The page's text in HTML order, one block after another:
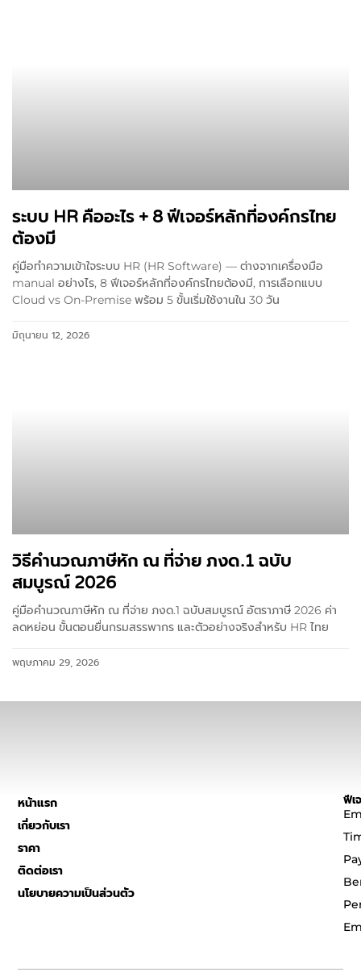
ระบบ HR คืออะไร + 8 ฟีเจอร์หลักที่องค์กรไทย
ต้องมี
คู่มือทำความเข้าใจระบบ HR (HR Software) — ต่างจากเครื่องมือ
manual อย่างไร, 8 ฟีเจอร์หลักที่องค์กรไทยต้องมี, การเลือกแบบ
Cloud vs On-Premise พร้อม 5 ขั้นเริ่มใช้งานใน 30 วัน
มิถุนายน 12, 2026
วิธีคำนวณภาษีหัก ณ ที่จ่าย ภงด.1 ฉบับ
สมบูรณ์ 2026
คู่มือคำนวณภาษีหัก ณ ที่จ่าย ภงด.1 ฉบับสมบูรณ์ อัตราภาษี 2026 ค่า
ลดหย่อน ขั้นตอนยื่นกรมสรรพากร และตัวอย่างจริงสำหรับ HR ไทย
พฤษภาคม 29, 2026
หน้าแรก
เกี่ยวกับเรา
ราคา
ติดต่อเรา
นโยบายความเป็นส่วนตัว
ฟีเ